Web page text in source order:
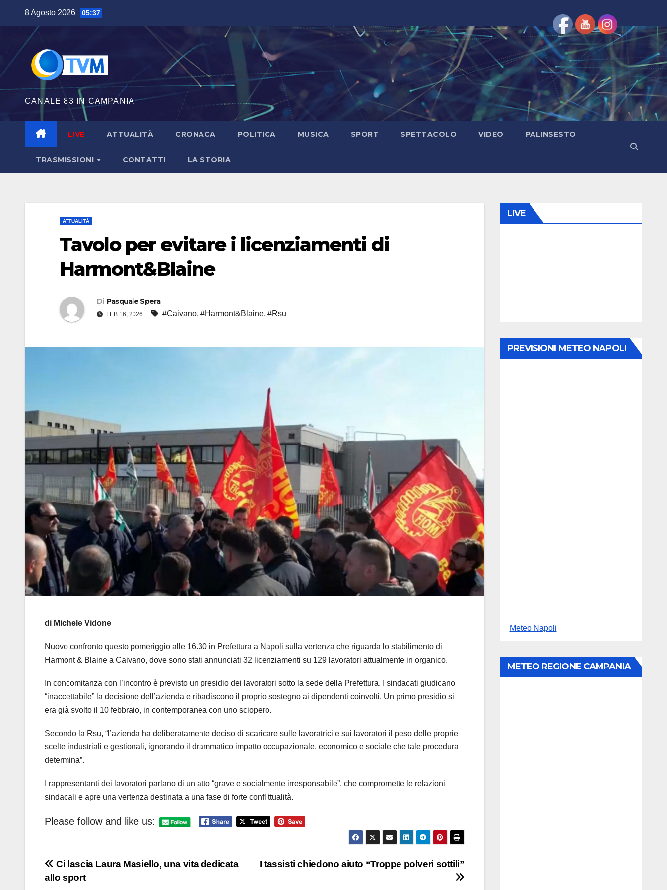
contenuto
8 Agosto 2026 05:37
CANALE 83 IN CAMPANIA
LIVE ATTUALITÀ CRONACA POLITICA MUSICA SPORT SPETTACOLO VIDEO PALINSESTO
TRASMISSIONI CONTATTI LA STORIA
ATTUALITÀ
Tavolo per evitare i licenziamenti di
Harmont&Blaine
Di Pasquale Spera
FEB 16, 2026 #Caivano, #Harmont&Blaine, #Rsu
di Michele Vidone
Nuovo confronto questo pomeriggio alle 16.30 in Prefettura a Napoli sulla vertenza che riguarda lo stabilimento di
Harmont & Blaine a Caivano, dove sono stati annunciati 32 licenziamenti su 129 lavoratori attualmente in organico.
In concomitanza con l’incontro è previsto un presidio dei lavoratori sotto la sede della Prefettura. I sindacati giudicano
“inaccettabile” la decisione dell’azienda e ribadiscono il proprio sostegno ai dipendenti coinvolti. Un primo presidio si
era già svolto il 10 febbraio, in contemporanea con uno sciopero.
Secondo la Rsu, “l’azienda ha deliberatamente deciso di scaricare sulle lavoratrici e sui lavoratori il peso delle proprie
scelte industriali e gestionali, ignorando il drammatico impatto occupazionale, economico e sociale che tale procedura
determina”.
I rappresentanti dei lavoratori parlano di un atto “grave e socialmente irresponsabile”, che compromette le relazioni
sindacali e apre una vertenza destinata a una fase di forte conflittualità.
Please follow and like us:
Navigazione
I tassisti chiedono aiuto “Troppe polveri sottili”
Ci lascia Laura Masiello, una vita dedicata
allo sport
LIVE
PREVISIONI METEO NAPOLI
Meteo Napoli
METEO REGIONE CAMPANIA